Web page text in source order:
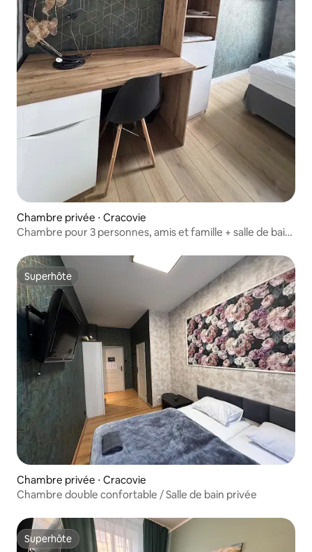
Chambre privée ⋅ Cracovie
Chambre pour 3 personnes, amis et famille + salle de bain
Superhôte
Superhôte
Chambre privée ⋅ Cracovie
Chambre double confortable / Salle de bain privée
Superhôte
Superhôte